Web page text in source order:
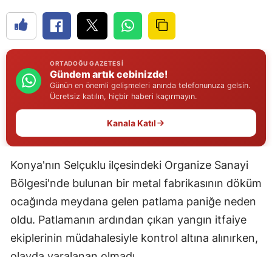
Edirne
Erzincan
Erzurum
Gaziantep
Giresun
Gümüşhane
Hakkari
ORTADOĞU GAZETESI
Gündem artık cebinizde!
Günün en önemli gelişmeleri anında telefonunuza gelsin.
Ücretsiz katılın, hiçbir haberi kaçırmayın.
Kanala Katıl
Konya'nın Selçuklu ilçesindeki Organize Sanayi
Bölgesi'nde bulunan bir metal fabrikasının döküm
ocağında meydana gelen patlama paniğe neden
oldu. Patlamanın ardından çıkan yangın itfaiye
ekiplerinin müdahalesiyle kontrol altına alınırken,